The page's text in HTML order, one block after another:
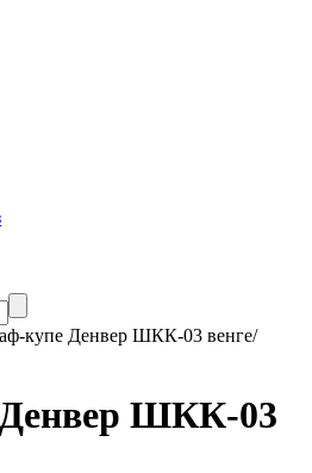
купе Денвер ШКК-03 венге/
ШКК-03